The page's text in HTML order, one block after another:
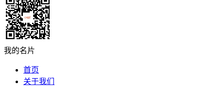
我的名片
首页
关于我们